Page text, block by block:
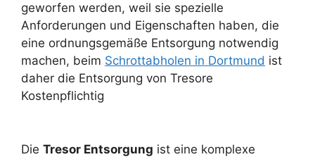
geworfen werden, weil sie spezielle
Anforderungen und Eigenschaften haben, die
eine ordnungsgemäße Entsorgung notwendig
machen, beim Schrottabholen in Dortmund ist
daher die Entsorgung von Tresore
Kostenpflichtig
Die Tresor Entsorgung ist eine komplexe